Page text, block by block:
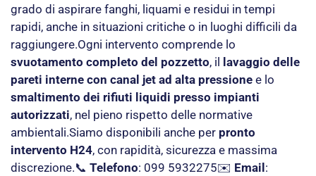
grado di aspirare fanghi, liquami e residui in tempi
rapidi, anche in situazioni critiche o in luoghi difficili da
raggiungere.Ogni intervento comprende lo
svuotamento completo del pozzetto, il
lavaggio delle
pareti interne con canal jet ad alta pressione e lo
smaltimento dei rifiuti liquidi presso impianti
autorizzati, nel pieno rispetto delle normative
ambientali.Siamo disponibili anche per pronto
intervento H24, con rapidità, sicurezza e massima
discrezione.📞 Telefono: 099 5932275✉️ Email :